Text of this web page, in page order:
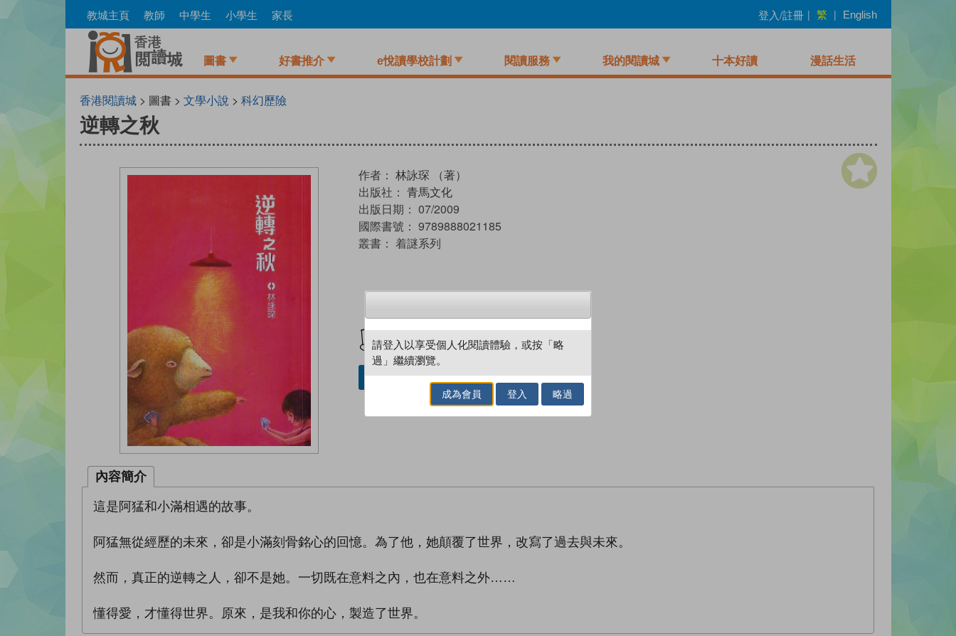
to
教城主頁 教師 中學生 小學生 家長 登入/註冊 | 繁 | English
圖書 好書推介 e悅讀學校計劃 閱讀服務 我的閱讀城 十本好讀 漫話生活
香港閱讀城> 圖書 > 文學小說 > 科幻歷險
逆轉之秋
作者： 林詠琛 （著）
出版社： 青馬文化
出版日期： 07/2009
國際書號： 9789888021185
叢書： 着謎系列
加入閱讀紀錄
借閱實體書
內容簡介
這是阿猛和小滿相遇的故事。
阿猛無從經歷的未來，卻是小滿刻骨銘心的回憶。為了他，她顛覆了世界，改寫了過去與未來。
然而，真正的逆轉之人，卻不是她。一切既在意料之內，也在意料之外……
懂得愛，才懂得世界。原來，是我和你的心，製造了世界。
請登入以享受個人化閱讀體驗，或按「略
過」繼續瀏覽。
成為會員 登入 略過